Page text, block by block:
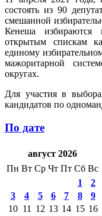
состоять из 90
смешанной
Кенеша избираются
открытым спискам
единому
мажоритарной
округах.
Для участия в
кандидатов по
По дате
август 2026
Пн Вт Ср Чт Пт Сб Вс
1
2
3
4 5 6 7 8
9
10 11 12 13 14 15 16